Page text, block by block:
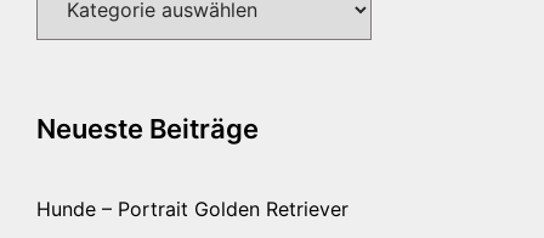
Neueste Beiträge
Hunde – Portrait Golden Retriever